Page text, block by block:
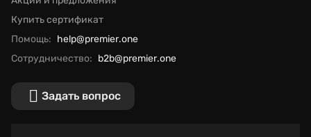
Купить сертификат
Помощь: help@premier.one
Сотрудничество: b2b@premier.one
Задать вопрос